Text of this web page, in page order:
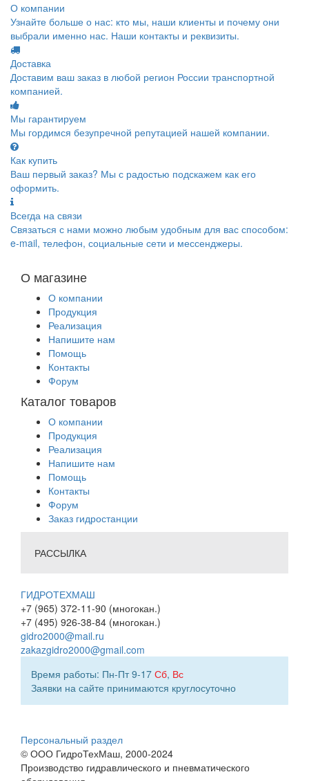
О компании
Узнайте больше о нас: кто мы, наши клиенты и почему они
выбрали именно нас. Наши контакты и реквизиты.
Доставка
Доставим ваш заказ в любой регион России транспортной
компанией.
Мы гарантируем
Мы гордимся безупречной репутацией нашей компании.
Как купить
Ваш первый заказ? Мы с радостью подскажем как его
оформить.
Всегда на связи
Связаться с нами можно любым удобным для вас способом:
e-mail, телефон, социальные сети и мессенджеры.
О магазине
О компании
Продукция
Реализация
Напишите нам
Помощь
Контакты
Форум
Каталог товаров
О компании
Продукция
Реализация
Напишите нам
Помощь
Контакты
Форум
Заказ гидростанции
РАССЫЛКА
ГИДРОТЕХМАШ
+7 (965) 372-11-90 (многокан.)
+7 (495) 926-38-84 (многокан.)
gidro2000@mail.ru
zakazgidro2000@gmail.com
Время работы: Пн-Пт 9-17 Сб, Вс
Заявки на сайте принимаются круглосуточно
Персональный раздел
© ООО ГидроТехМаш, 2000-2024
Производство гидравлического и пневматического